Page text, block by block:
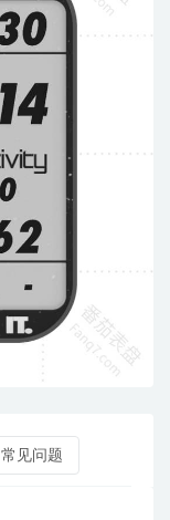
常见问题